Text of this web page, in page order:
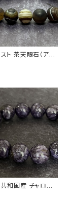
ト 茶天眼石（アイ
スレット
和国産 チャロア
ト【画像現物】